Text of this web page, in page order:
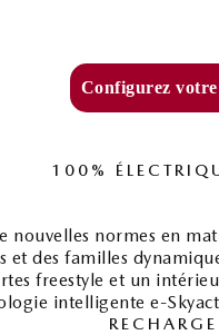
Configurez
100%
nouvelles normes en
et des familles
freestyle et un
intelligente e-